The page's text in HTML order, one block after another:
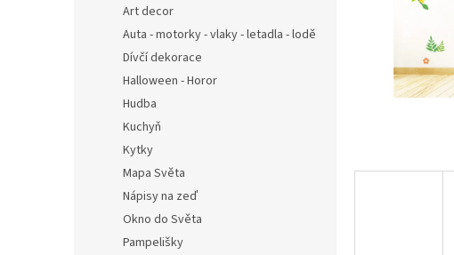
Art decor
Auta - motorky - vlaky - letadla - lodě
Dívčí dekorace
Halloween - Horor
Hudba
Kuchyň
Kytky
Mapa Světa
Nápisy na zeď
Okno do Světa
Pampelišky